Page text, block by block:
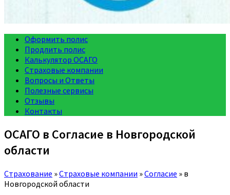
Оформить полис
Продлить полис
Калькулятор ОСАГО
Страховые компании
Вопросы и Ответы
Полезные сервисы
Отзывы
Контакты
ОСАГО в Согласие в Новгородской
области
Страхование »Страховые компании »Согласие » в
Новгородской области